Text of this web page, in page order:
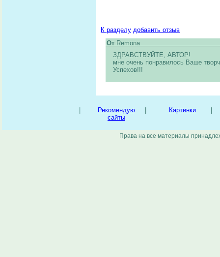
К разделу добавить отзыв
От Remona
ЗДРАВСТВУЙТЕ, АВТОР!
мне очень понравилось Ваше
Успехов!!!
Рекомендую
сайты
Картинки
Права на все материалы